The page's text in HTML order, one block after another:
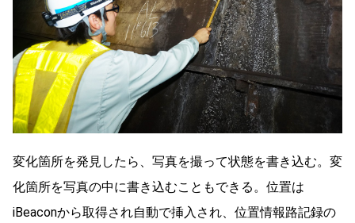
変化箇所を発見したら、写真を撮って状態を書き込む。変
化箇所を写真の中に書き込むこともできる。位置は
iBeaconから取得され自動で挿入され、位置情報路記録の